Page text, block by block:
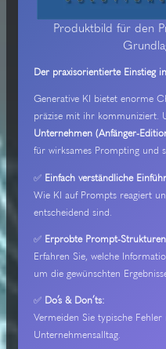
Produktbild für den
Der praxisorientierte Einstieg
Generative KI bietet enorme
präzise mit ihr kommuniziert.
Unternehmen (Anfänger-
für wirksames Prompting und
✅ Einfach verständliche
Wie KI auf Prompts reagiert
entscheidend sind.
✅ Erprobte Prompt-
Erfahren Sie, welche
um die gewünschten
✅ Do’s & Don’ts:
Vermeiden Sie typische
Unternehmensalltag.